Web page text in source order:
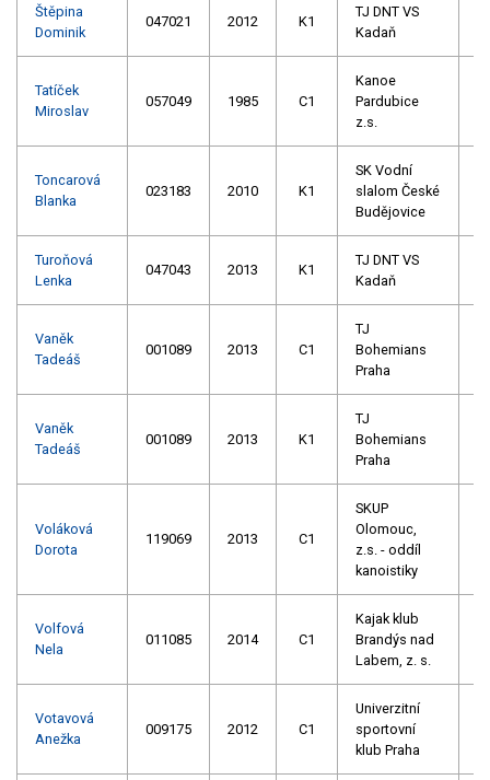
Štěpina
Dominik
047021 2012 K1
TJ DNT VS
Kadaň
Tatíček
Miroslav
057049 1985 C1
Kanoe
Pardubice
z.s.
Toncarová
Blanka
023183 2010 K1
SK Vodní
slalom České
Budějovice
Turoňová
Lenka
047043 2013 K1
TJ DNT VS
Kadaň
Vaněk
Tadeáš
001089 2013 C1
TJ
Bohemians
Praha
Vaněk
Tadeáš
001089 2013 K1
TJ
Bohemians
Praha
Voláková
Dorota
119069 2013 C1
SKUP
Olomouc,
z.s. - oddíl
kanoistiky
Volfová
Nela
011085 2014 C1
Kajak klub
Brandýs nad
Labem, z. s.
Votavová
Anežka
009175 2012 C1
Univerzitní
sportovní
klub Praha